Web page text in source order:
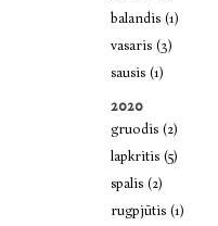
balandis (1)
vasaris (3)
sausis (1)
2020
gruodis (2)
lapkritis (5)
spalis (2)
rugpjūtis (1)